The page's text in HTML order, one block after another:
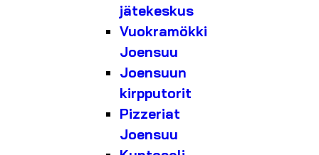
jätekeskus
Vuokramökki
Joensuu
Joensuun
kirpputorit
Pizzeriat
Joensuu